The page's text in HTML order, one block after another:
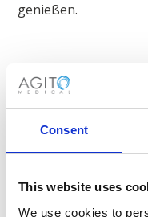
Consent
This website uses
We use cookies to
genießen.
Wir können die
personenbezogener
wenn Sie diese
berechtigten
arbeitsrechtlichen
Recht zulässig ist,